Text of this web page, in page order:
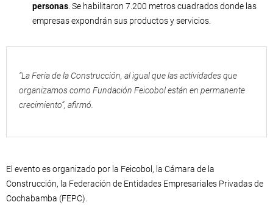
personas . Se habilitaron 7.200 metros cuadrados donde las
empresas expondrán sus productos y servicios.
“La Feria de la Construcción, al igual que las actividades que
organizamos como Fundación Feicobol están en permanente
crecimiento”, afirmó.
El evento es organizado por la Feicobol, la Cámara de la
Construcción, la Federación de Entidades Empresariales Privadas de
Cochabamba (FEPC).